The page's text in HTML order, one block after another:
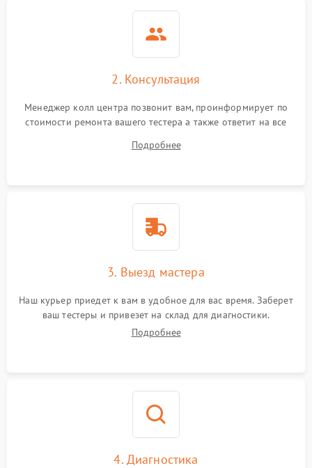
2. Консультация
Менеджер колл центра позвонит вам, проинформирует по
стоимости ремонта вашего тестера а также ответит на все
Подробнее
3. Выезд мастера
Наш курьер приедет к вам в удобное для вас время. Заберет
ваш тестеры и привезет на склад для диагностики.
Подробнее
4. Диагностика